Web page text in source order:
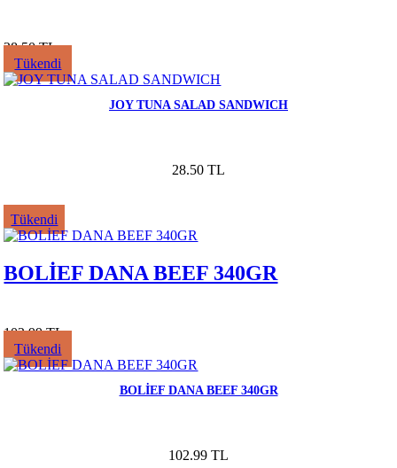
28.50 TL
Tükendi
JOY TUNA SALAD SANDWICH
28.50 TL
Tükendi
BOLİEF DANA BEEF 340GR
102.99 TL
Tükendi
BOLİEF DANA BEEF 340GR
102.99 TL